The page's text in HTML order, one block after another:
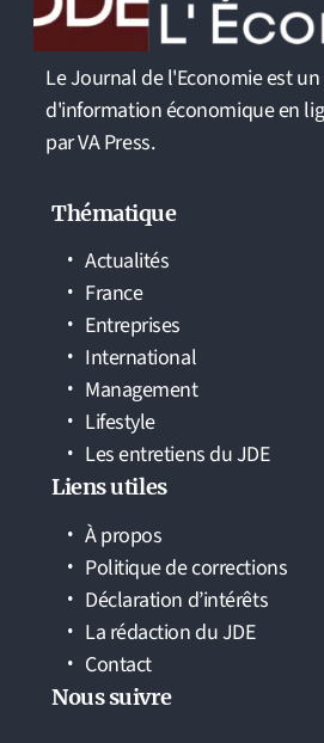
Le Journal de l'Economie est
d'information économique en
par VA Press.
Thématique
Actualités
France
Entreprises
International
Management
Lifestyle
Les entretiens du JDE
Liens utiles
À propos
Politique de corrections
Déclaration d’intérêts
La rédaction du JDE
Contact
Nous suivre